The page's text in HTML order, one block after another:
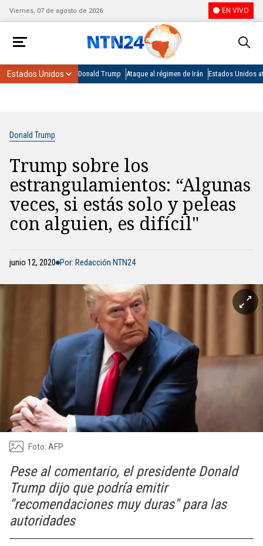
Viernes, 07 de agosto de 2026 EN VIVO
Donald Trump Ataque al régimen de Irán Estados Unidos
Donald Trump
Trump sobre los
estrangulamientos: “Algunas
veces, si estás solo y peleas
con alguien, es difícil"
junio 12, 2020 Por: Redacción NTN24
Foto: AFP
Pese al comentario, el presidente Donald
Trump dijo que podría emitir
"recomendaciones muy duras" para las
autoridades